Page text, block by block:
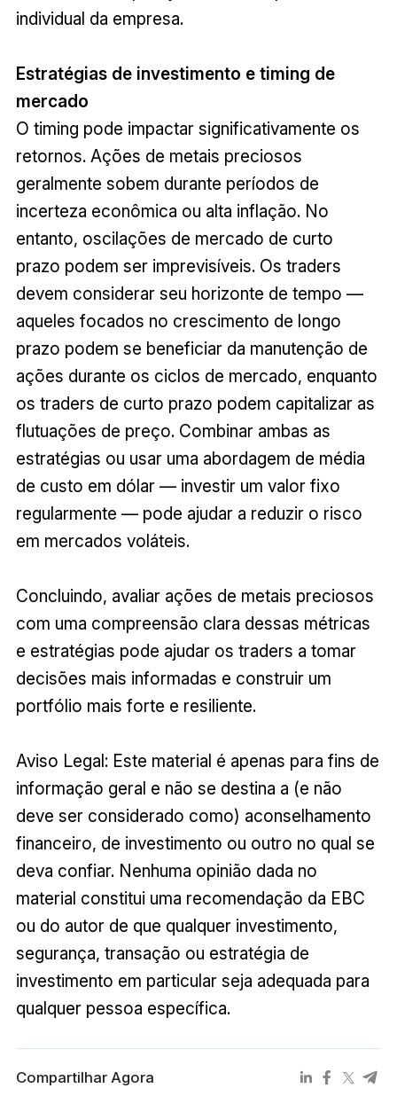
individual da empresa.
Estratégias de investimento e timing de
mercado
O timing pode impactar significativamente os
retornos. Ações de metais preciosos
geralmente sobem durante períodos de
incerteza econômica ou alta inflação. No
entanto, oscilações de mercado de curto
prazo podem ser imprevisíveis. Os traders
devem considerar seu horizonte de tempo —
aqueles focados no crescimento de longo
prazo podem se beneficiar da manutenção de
ações durante os ciclos de mercado, enquanto
os traders de curto prazo podem capitalizar as
flutuações de preço. Combinar ambas as
estratégias ou usar uma abordagem de média
de custo em dólar — investir um valor fixo
regularmente — pode ajudar a reduzir o risco
em mercados voláteis.
Concluindo, avaliar ações de metais preciosos
com uma compreensão clara dessas métricas
e estratégias pode ajudar os traders a tomar
decisões mais informadas e construir um
portfólio mais forte e resiliente.
Aviso Legal: Este material é apenas para fins de
informação geral e não se destina a (e não
deve ser considerado como) aconselhamento
financeiro, de investimento ou outro no qual se
deva confiar. Nenhuma opinião dada no
material constitui uma recomendação da EBC
ou do autor de que qualquer investimento,
segurança, transação ou estratégia de
investimento em particular seja adequada para
qualquer pessoa específica.
Compartilhar Agora